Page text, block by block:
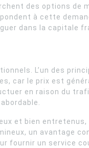
des options de
à cette
dans la capitale
L’un des
car le prix est
en raison du
et bien
un avantage
fournir un service